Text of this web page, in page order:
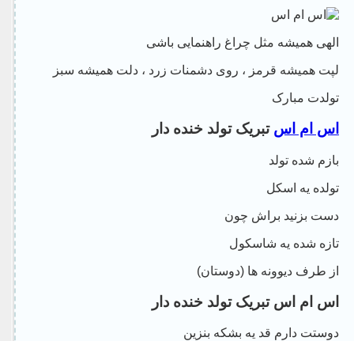
الهی همیشه مثل چراغ راهنمایی باشی
لپت همیشه قرمز ، روی دشمنات زرد ، دلت همیشه سبز
تولدت مبارک
اس ام اس تبریک تولد خنده دار
بازم شده تولد
تولده یه اسکل
دست بزنید براش چون
تازه شده یه شاسکول
از طرف دیوونه ها (دوستان)
اس ام اس تبریک تولد خنده دار
دوستت دارم قد یه بشکه بنزین